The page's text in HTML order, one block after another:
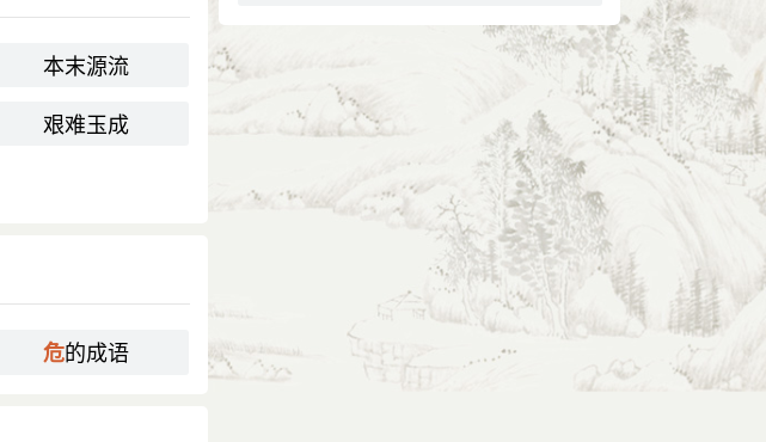
本末源流
艰难玉成
危的成语